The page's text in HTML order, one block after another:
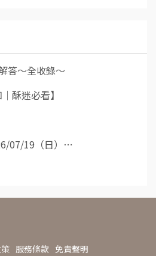
答～全收錄～
酥迷必看】
07/19（日）⋯
服務條款 免責聲明